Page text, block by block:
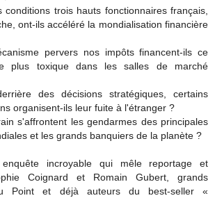
conditions trois hauts fonctionnaires français,
ont-ils accéléré la mondialisation financière
pervers nos impôts financent-ils ce
plus toxique dans les salles de marché
des décisions stratégiques, certains
organisent-ils leur fuite à l'étranger ?
s'affrontent les gendarmes des principales
et les grands banquiers de la planète ?
incroyable qui mêle reportage et
Coignard et Romain Gubert, grands
Point et déjà auteurs du best-seller «